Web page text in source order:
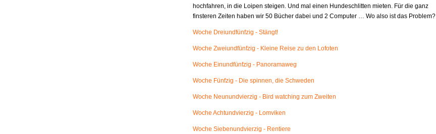
hochfahren, in die Loipen steigen. Und mal einen Hundeschlitten mieten. Für die ganz
finsteren Zeiten haben wir 50 Bücher dabei und 2 Computer … Wo also ist das Problem?
Woche Dreiundfünfzig - Stängt!
Woche Zweiundfünfzig - Kleine Reise zu den Lofoten
Woche Einundfünfzig - Panoramaweg
Woche Fünfzig - Die spinnen, die Schweden
Woche Neunundvierzig - Bird watching zum Zweiten
Woche Achtundvierzig - Lomviken
Woche Siebenundvierzig - Rentiere